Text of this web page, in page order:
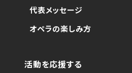
代表メッセージ
オペラの楽しみ方
活動を応援する